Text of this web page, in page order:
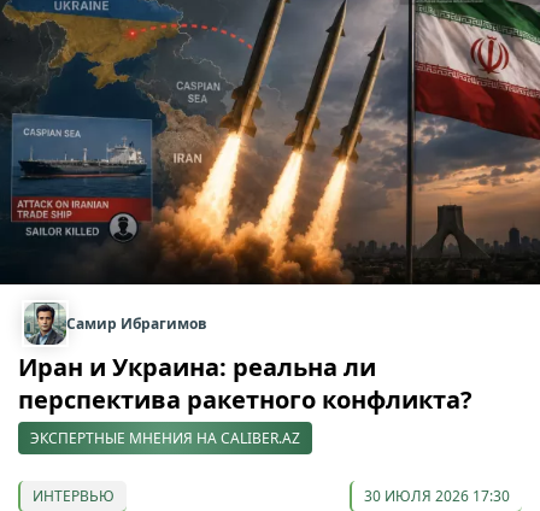
Самир Ибрагимов
Иран и Украина: реальна ли
перспектива ракетного конфликта?
ЭКСПЕРТНЫЕ МНЕНИЯ НА CALIBER.AZ
ИНТЕРВЬЮ 30 ИЮЛЯ 2026 17:30